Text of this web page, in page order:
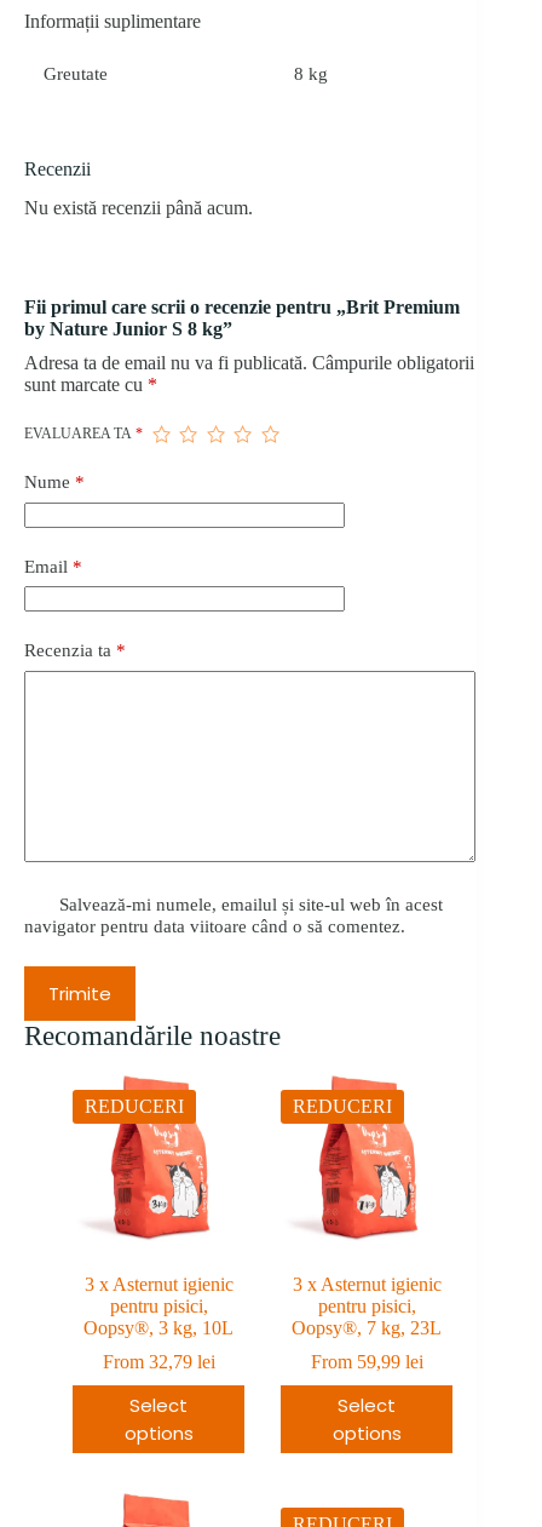
Informații suplimentare
Greutate 8 kg
Recenzii
Nu există recenzii până acum.
Fii primul care scrii o recenzie pentru „Brit Premium
by Nature Junior S 8 kg”
Adresa ta de email nu va fi publicată. Câmpurile obligatorii
sunt marcate cu *
EVALUAREA TA *
Nume *
Email *
Recenzia ta *
Salvează-mi numele, emailul și site-ul web în acest
navigator pentru data viitoare când o să comentez.
Trimite
Recomandările noastre
REDUCERI
3 x Asternut igienic
pentru pisici,
Oopsy®, 3 kg, 10L
From 32,79 lei
Select
options
REDUCERI
3 x Asternut igienic
pentru pisici,
Oopsy®, 7 kg, 23L
From 59,99 lei
Select
options